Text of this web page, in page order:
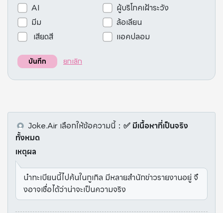
AI
ผู้บริโภคเฝ้าระวัง
มีม
ล้อเลียน
เสียดสี
แอคปลอม
บันทึก ยกเลิก
Joke.Air เลือกให้ข้อความนี้： ✅ มีเนื้อหาที่เป็นจริง
ทั้งหมด
เหตุผล
นำทะเบียนนี้ไปค้นในกูเกิล มีหลายสำนักข่าวรายงานอยู่ จึ
งอาจเชื่อได้ว่าน่าจะเป็นความจริง